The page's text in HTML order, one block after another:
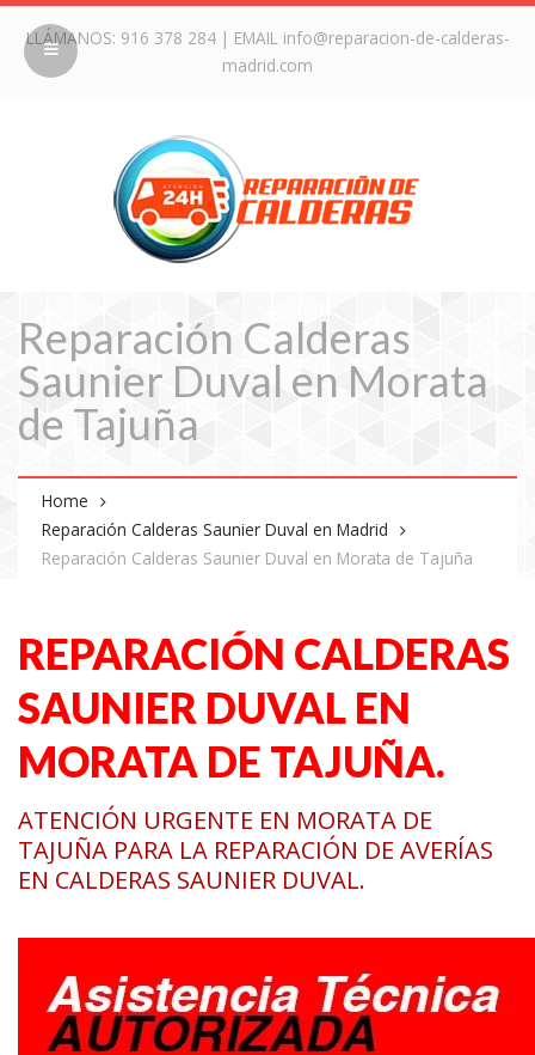
LLÁMANOS: 916 378 284| EMAIL info@reparacion-de-calderas-
madrid.com
Reparación Calderas
Saunier Duval en Morata
de Tajuña
Home
Reparación Calderas Saunier Duval en Madrid
Reparación Calderas Saunier Duval en Morata de Tajuña
REPARACIÓN CALDERAS
SAUNIER DUVAL EN
MORATA DE TAJUÑA.
ATENCIÓN URGENTE EN MORATA DE
TAJUÑA PARA LA REPARACIÓN DE AVERÍAS
EN CALDERAS SAUNIER DUVAL.